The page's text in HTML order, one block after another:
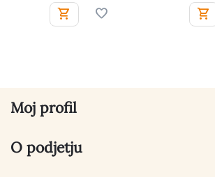
Moj profil
O podjetju